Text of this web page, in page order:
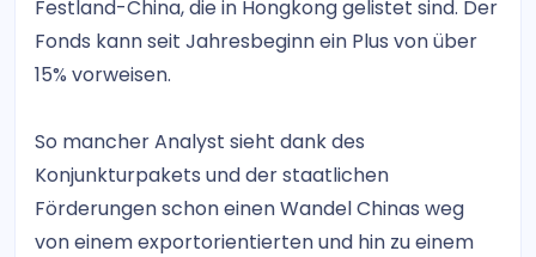
Festland-China, die in Hongkong gelistet sind. Der
Fonds kann seit Jahresbeginn ein Plus von über
15% vorweisen.
So mancher Analyst sieht dank des
Konjunkturpakets und der staatlichen
Förderungen schon einen Wandel Chinas weg
von einem exportorientierten und hin zu einem